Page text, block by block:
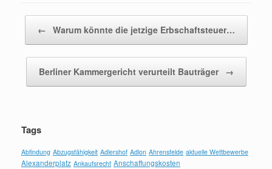
← Warum könnte die jetzige Erbschaftsteuer…
Berliner Kammergericht verurteilt Bauträger →
Tags
Abfindung Abzugsfähigkeit Adlershof Adlon Ahrensfelde aktuelle Wettbewerbe
Alexanderplatz Ankaufsrecht Anschaffungskosten